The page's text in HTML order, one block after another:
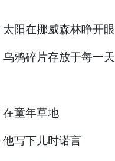
太阳在挪威森林睁开眼
乌鸦碎片存放于每一天
在童年草地
他写下儿时诺言